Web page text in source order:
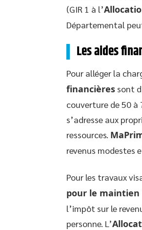
(GIR 1 à l’
Départemental
Les aides
Pour alléger la
financières sont
couverture de 50
s’adresse aux
ressources.
revenus modestes
Pour les travaux
pour le maintien
l’impôt sur le
personne. L’